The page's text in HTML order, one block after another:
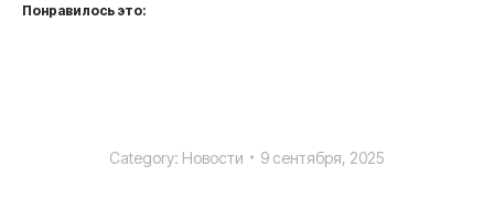
Понравилось это:
Category: Новости 9 сентября, 2025